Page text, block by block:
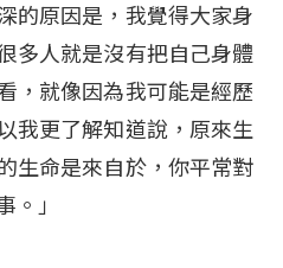
的原因是，我覺得大家身
多人就是沒有把自己身體
，就像因為我可能是經歷
我更了解知道說，原來生
生命是來自於，你平常對
。」